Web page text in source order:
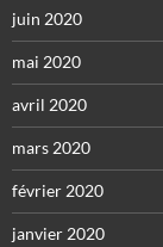
juin 2020
mai 2020
avril 2020
mars 2020
février 2020
janvier 2020